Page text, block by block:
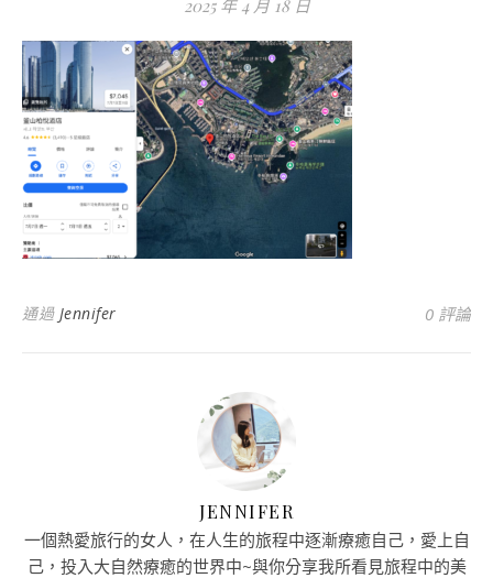
2025 年 4 月 18 日
通過 Jennifer 0 評論
JENNIFER
一個熱愛旅行的女人，在人生的旅程中逐漸療癒自己，愛上自
己，投入大自然療癒的世界中~與你分享我所看見旅程中的美